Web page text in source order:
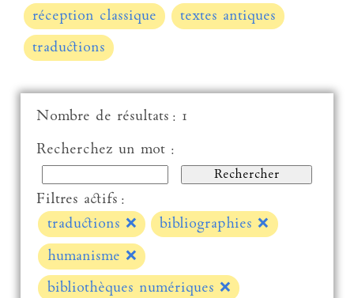
réception classique
textes antiques
traductions
Nombre de résultats : 1
Recherchez un mot :
Filtres actifs :
traductions ❌ bibliographies❌
humanisme ❌
bibliothèques numériques ❌